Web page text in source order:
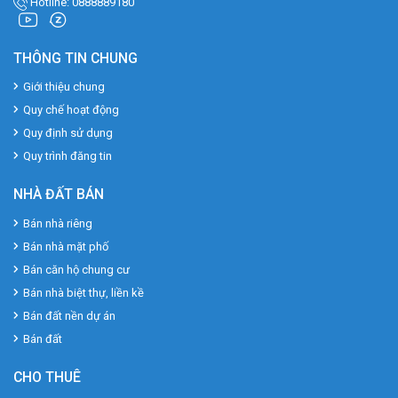
THÔNG TIN CHUNG
Giới thiệu chung
Quy chế hoạt động
Quy định sử dụng
Quy trình đăng tin
NHÀ ĐẤT BÁN
Bán nhà riêng
Bán nhà mặt phố
Bán căn hộ chung cư
Bán nhà biệt thự, liền kề
Bán đất nền dự án
Bán đất
CHO THUÊ